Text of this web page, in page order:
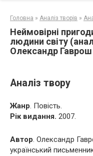
Головна » Аналіз творів »
Неймовірні
людини світу
Олександр Гаврош
Аналіз твору
Жанр. Повість.
Рік видання. 2007.
Автор. Олександр
український